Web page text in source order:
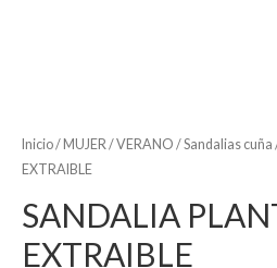
Inicio/ MUJER /VERANO /Sandalias cuña
EXTRAIBLE
SANDALIA
EXTRAIBLE